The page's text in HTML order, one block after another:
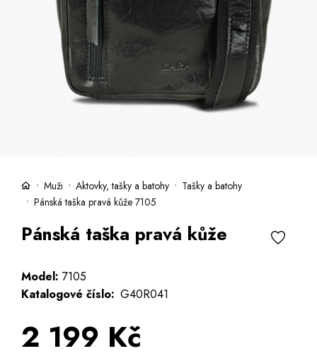
Česky Slovensky
Muži Aktovky, tašky a batohy
Tašky a batohy
Pánská taška pravá kůže 7105
Pánská taška pravá kůže
Model: 7105
Katalogové číslo: G40R041
2 199 Kč